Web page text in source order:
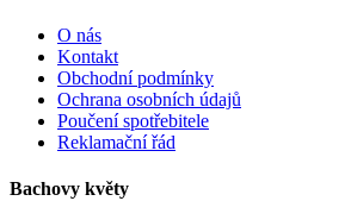
O nás
Kontakt
Obchodní podmínky
Ochrana osobních údajů
Poučení spotřebitele
Reklamační řád
Bachovy květy